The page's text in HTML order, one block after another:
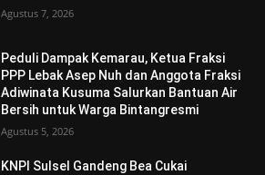
Agustus 7, 2026
Peduli Dampak Kemarau, Ketua Fraksi
PPP Lebak Asep Nuh dan Anggota Fraksi
Adiwinata Kusuma Salurkan Bantuan Air
Bersih untuk Warga Bintangresmi
Agustus 5, 2026
KNPI Sulsel Gandeng Bea Cukai